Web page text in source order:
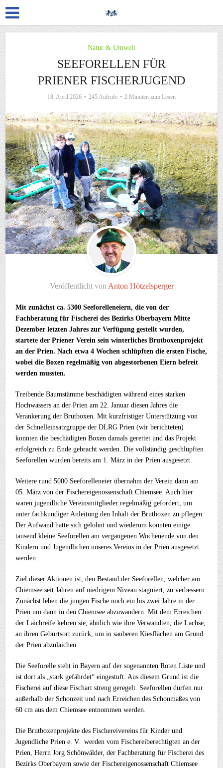
Natur & Umwelt
SEEFORELLEN FÜR
PRIENER FISCHERJUGEND
18. April 2026 245 Aufrufe 2 Minuten zum Lesen
Veröffentlicht von Anton Hötzelsperger
Mit zunächst ca. 5300 Seeforelleneiern, die von der
Fachberatung für Fischerei des Bezirks Oberbayern Mitte
Dezember letzten Jahres zur Verfügung gestellt wurden,
startete der Priener Verein sein winterliches Brutboxenprojekt
an der Prien. Nach etwa 4 Wochen schlüpften die ersten Fische,
wobei die Boxen regelmäßig von abgestorbenen Eiern befreit
werden mussten.
Treibende Baumstämme beschädigten während eines starken
Hochwassers an der Prien am 22. Januar diesen Jahres die
Verankerung der Brutboxen. Mit kurzfristiger Unterstützung von
der Schnelleinsatzgruppe der DLRG Prien (wir berichteten)
konnten die beschädigten Boxen damals gerettet und das Projekt
erfolgreich zu Ende gebracht werden. Die vollständig geschlüpften
Seeforellen wurden bereits am 1. März in der Prien ausgesetzt.
Weitere rund 5000 Seeforelleneier übernahm der Verein dann am
05. März von der Fischereigenossenschaft Chiemsee. Auch hier
waren jugendliche Vereinsmitglieder regelmäßig gefordert, um
unter fachkundiger Anleitung den Inhalt der Brutboxen zu pflegen.
Der Aufwand hatte sich gelohnt und wiederum konnten einige
tausend kleine Seeforellen am vergangenen Wochenende von den
Kindern und Jugendlichen unseres Vereins in der Prien ausgesetzt
werden.
Ziel dieser Aktionen ist, den Bestand der Seeforellen, welcher am
Chiemsee seit Jahren auf niedrigem Niveau stagniert, zu verbessern.
Zunächst leben die jungen Fische noch ein bis zwei Jahre in der
Prien um dann in den Chiemsee abzuwandern. Mit dem Erreichen
der Laichreife kehren sie, ähnlich wie ihre Verwandten, die Lachse,
an ihren Geburtsort zurück, um in sauberen Kiesflächen am Grund
der Prien abzulaichen.
Die Seeforelle steht in Bayern auf der sogenannten Roten Liste und
ist dort als „stark gefährdet“ eingestuft. Aus diesem Grund ist die
Fischerei auf diese Fischart streng geregelt. Seeforellen dürfen nur
außerhalb der Schonzeit und nach Erreichen des Schonmaßes von
60 cm aus dem Chiemsee entnommen werden.
Die Brutboxenprojekte des Fischereivereins für Kinder und
Jugendliche Prien e. V. werden vom Fischereiberechtigten an der
Prien, Herrn Jorg Schönwälder, der Fachberatung für Fischerei des
Bezirks Oberbayern sowie der Fischereigenossenschaft Chiemsee